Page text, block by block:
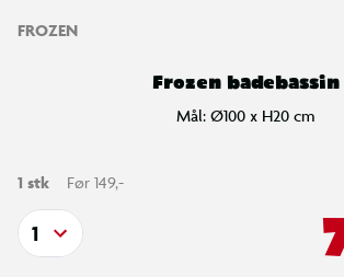
FROZEN
Frozen badebassin
Mål: Ø100 x H20 cm
1 stk Før 149,-
1